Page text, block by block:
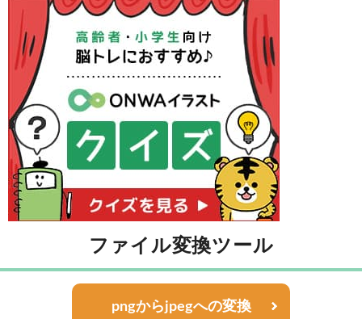
ファイル変換ツール
pngからjpegへの変換